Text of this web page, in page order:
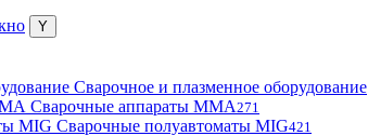
Сварочное и плазменное оборудование
Сварочные аппараты MMA271
Сварочные полуавтоматы MIG421